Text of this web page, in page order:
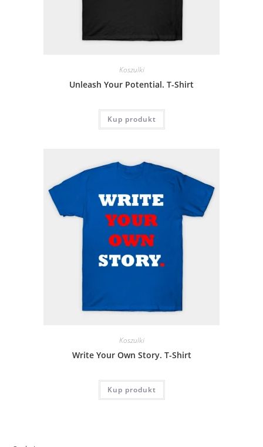
Koszulki
Unleash Your Potential. T-Shirt
Kup produkt
Koszulki
Write Your Own Story. T-Shirt
Kup produkt